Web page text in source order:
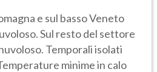
e sul basso Veneto
Sul resto del settore
Temporali isolati
minime in calo